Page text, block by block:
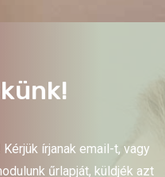
írjanak email-t, vagy
űrlapját, küldjék azt